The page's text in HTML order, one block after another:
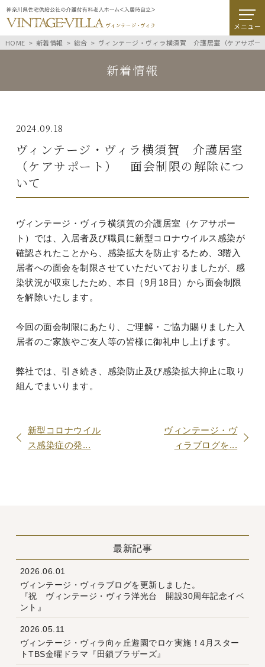
メニュー
HOME
新着情報 総合 ヴィンテージ・ヴィラ横須賀 介護居室（ケアサポ
新着情報
2024.09.18
ヴィンテージ・ヴィラ横須賀 介護居室
（ケアサポート） 面会制限の解除につ
いて
ヴィンテージ・ヴィラ横須賀の介護居室（ケアサポー
ト）では、入居者及び職員に新型コロナウイルス感染が
確認されたことから、感染拡大を防止するため、3階入
居者への面会を制限させていただいておりましたが、感
染状況が収束したため、本日（9月18日）から面会制限
を解除いたします。
今回の面会制限にあたり、ご理解・ご協力賜りました入
居者のご家族やご友人等の皆様に御礼申し上げます。
弊社では、引き続き、感染防止及び感染拡大抑止に取り
組んでまいります。
新型コロナウイル
ス感染症の発...
ヴィンテージ・ヴ
ィラブログを...
最新記事
2026.06.01
ヴィンテージ・ヴィラブログを更新しました。
『祝 ヴィンテージ・ヴィラ洋光台 開設30周年記念イベ
ント』
2026.05.11
ヴィンテージ・ヴィラ向ヶ丘遊園でロケ実施！4月スター
トTBS金曜ドラマ『田鎖ブラザーズ』